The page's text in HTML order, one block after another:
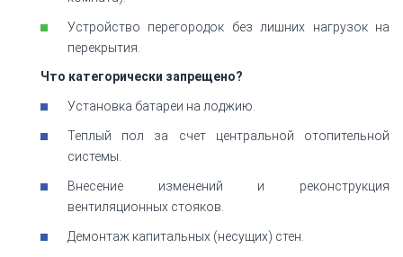
Устройство перегородок без лишних нагрузок на
перекрытия.
Что категорически запрещено?
Установка батареи на лоджию.
Теплый пол за счет центральной отопительной
системы.
Внесение изменений и реконструкция
вентиляционных стояков.
Демонтаж капитальных (несущих) стен.